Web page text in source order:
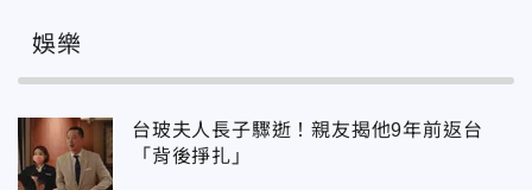
娛樂
台玻夫人長子驟逝！親友揭他9年前返台
「背後掙扎」